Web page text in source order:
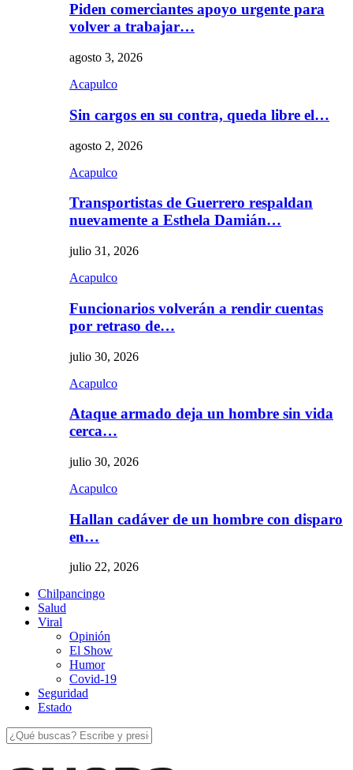
Piden comerciantes apoyo urgente para
volver a trabajar…
agosto 3, 2026
Acapulco
Sin cargos en su contra, queda libre el…
agosto 2, 2026
Acapulco
Transportistas de Guerrero respaldan
nuevamente a Esthela Damián…
julio 31, 2026
Acapulco
Funcionarios volverán a rendir cuentas
por retraso de…
julio 30, 2026
Acapulco
Ataque armado deja un hombre sin vida
cerca…
julio 30, 2026
Acapulco
Hallan cadáver de un hombre con disparo
en…
julio 22, 2026
Chilpancingo
Salud
Viral
Opinión
El Show
Humor
Covid-19
Seguridad
Estado